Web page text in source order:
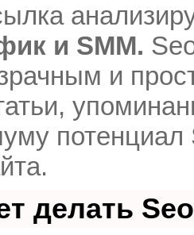
и SMM.
и
делать